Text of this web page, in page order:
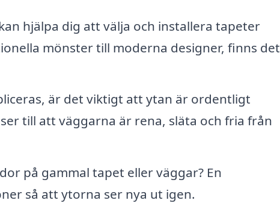
hjälpa dig att välja och installera tapeter
mönster till moderna designer, finns det
är det viktigt att ytan är ordentligt
till att väggarna är rena, släta och fria från
på gammal tapet eller väggar? En
så att ytorna ser nya ut igen.